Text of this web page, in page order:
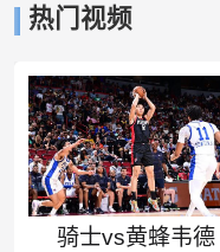
热门视频
骑士vs黄蜂韦德